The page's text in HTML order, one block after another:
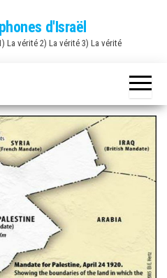
d'Israël
La vérité 2) La vérité 3) La vérité